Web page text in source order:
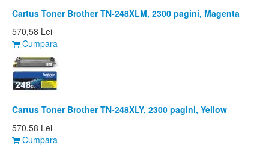
Cartus Toner Brother TN-248XLM, 2300 pagini, Magenta
570,58 Lei
Cumpara
Cartus Toner Brother TN-248XLY, 2300 pagini, Yellow
570,58 Lei
Cumpara